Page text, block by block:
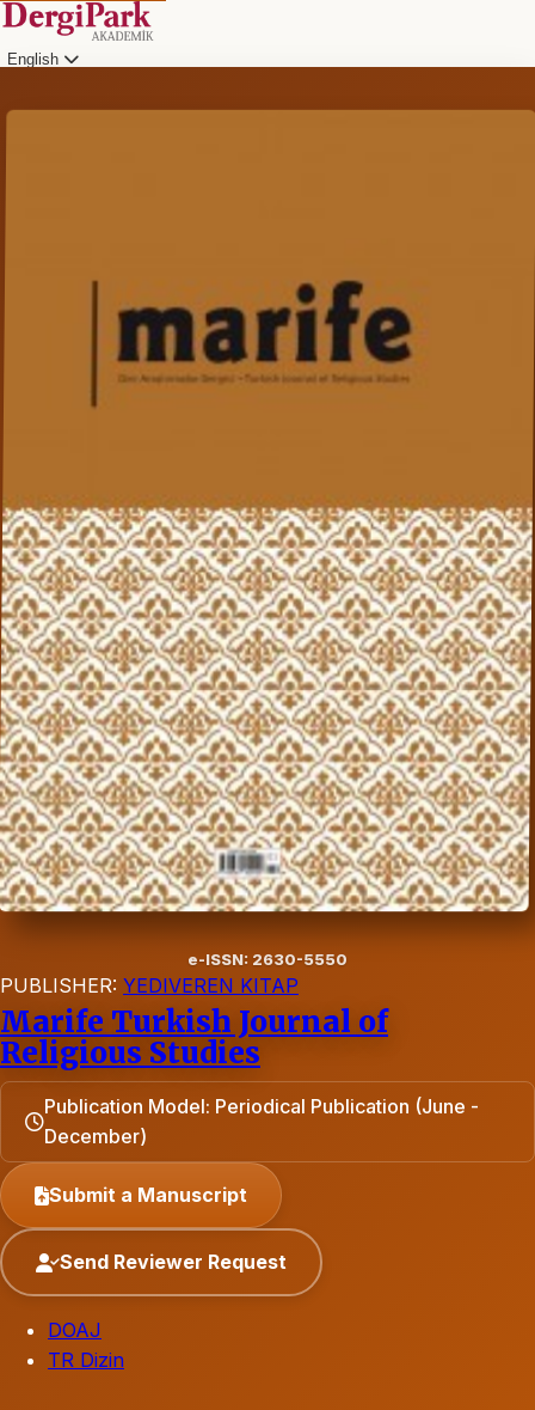
English
e-ISSN: 2630-5550
PUBLISHER: YEDIVEREN KITAP
Marife Turkish Journal of
Religious Studies
Publication Model: Periodical Publication (June -
December)
Submit a Manuscript
Send Reviewer Request
DOAJ
TR Dizin